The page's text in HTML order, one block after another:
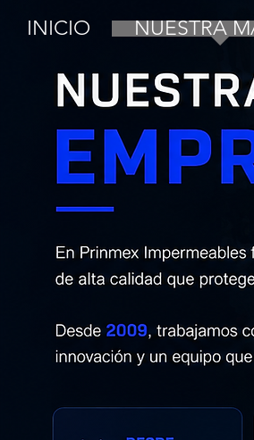
INICIO NUESTRA